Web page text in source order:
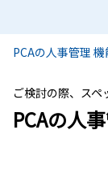
PCAの人事管理
ご検討の際、ス
PCAの人